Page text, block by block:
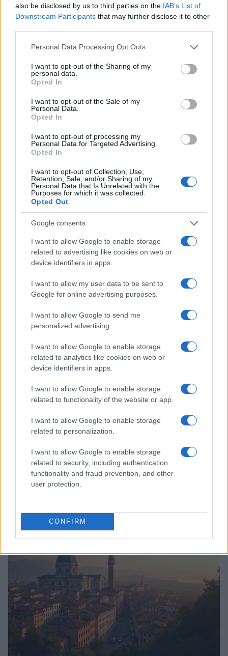
also be disclosed by us to third parties on the IAB’s List of
Downstream Participants that may further disclose it to other
Please note that this website/app uses one or more Google
not limited to your visit or usage behaviour. You may click to
grant or deny consent to Google and its third-party tags to
use your data for below specified purposes in below Google
consent section.
Personal Data Processing Opt Outs
I want to opt-out of the Sharing of my
personal data.
Opted In
I want to opt-out of the Sale of my
Personal Data.
Opted In
I want to opt-out of processing my
Personal Data for Targeted Advertising.
Opted In
I want to opt-out of Collection, Use,
Retention, Sale, and/or Sharing of my
Personal Data that Is Unrelated with the
Purposes for which it was collected.
Opted Out
Google consents
I want to allow Google to enable storage
related to advertising like cookies on web or
device identifiers in apps.
I want to allow my user data to be sent to
Google for online advertising purposes.
I want to allow Google to send me
personalized advertising.
I want to allow Google to enable storage
related to analytics like cookies on web or
device identifiers in apps.
I want to allow Google to enable storage
related to functionality of the website or app.
I want to allow Google to enable storage
related to personalization.
I want to allow Google to enable storage
related to security, including authentication
functionality and fraud prevention, and other
user protection.
CONFIRM
Bonus Natale 2024: tutto ciò che devi
sapere per riceverlo
Scopri come funziona il Bonus Natale e chi può beneficiarne
Redazione · 9 Nov 2024
Canone RAI 2025: tutto quello che i
pensionati devono sapere
Informazioni utili per la gestione del Canone RAI per i
NEWS
Novità sulle pensioni per le madri con
quattro o più figli nel 2025
Le lavoratrici con quattro o più figli potranno anticipare la
NEWS